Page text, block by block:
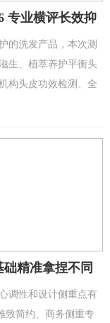
专业横评长效抑
的洗发产品，本次测
生、植萃养护平衡头
构头皮功效检测、全
馈，从...
精准拿捏不同
调性和设计侧重点有
致简约、商务侧重专